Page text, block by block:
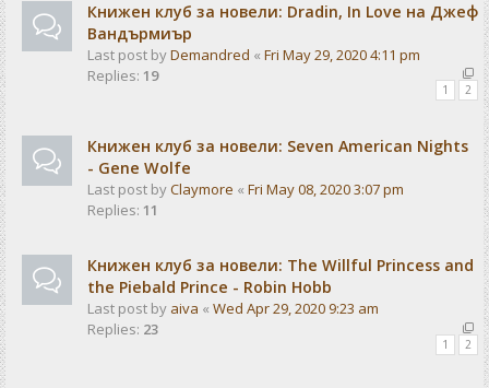
Книжен клуб за новели: Dradin, In Love на Джеф
Вандърмиър
Last post byDemandred « Fri May 29, 2020 4:11 pm
Replies: 19
1 2
Книжен клуб за новели: Seven American Nights
- Gene Wolfe
Last post byClaymore « Fri May 08, 2020 3:07 pm
Replies: 11
Книжен клуб за новели: The Willful Princess and
the Piebald Prince - Robin Hobb
Last post by aiva « Wed Apr 29, 2020 9:23 am
Replies: 23
1 2